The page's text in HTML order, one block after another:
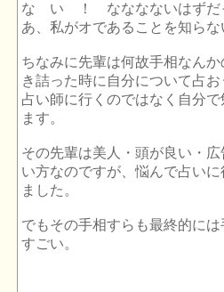
な い ！ なななないはずだ
あ、私がオであることを知ら
ちなみに先輩は何故手相なん
き詰った時に自分について占
占い師に行くのではなく自分
ます。
その先輩は美人・頭が良い・
い方なのですが、悩んで占い
ました。
でもその手相すらも最終的に
すごい。